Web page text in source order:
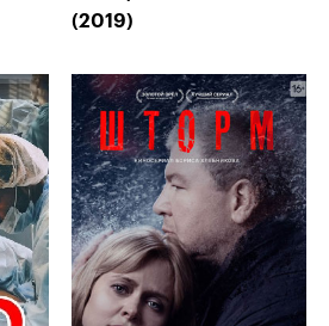
(2019)